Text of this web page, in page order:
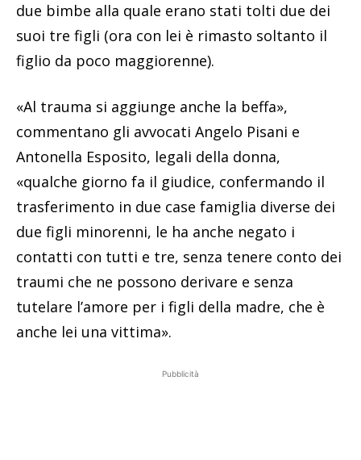
due bimbe alla quale erano stati tolti due dei
suoi tre figli (ora con lei è rimasto soltanto il
figlio da poco maggiorenne).
«Al trauma si aggiunge anche la beffa»,
commentano gli avvocati Angelo Pisani e
Antonella Esposito, legali della donna,
«qualche giorno fa il giudice, confermando il
trasferimento in due case famiglia diverse dei
due figli minorenni, le ha anche negato i
contatti con tutti e tre, senza tenere conto dei
traumi che ne possono derivare e senza
tutelare l’amore per i figli della madre, che è
anche lei una vittima».
Pubblicità